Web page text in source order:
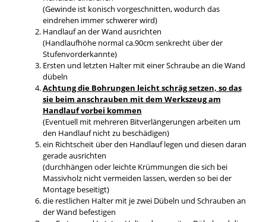
(Gewinde ist konisch vorgeschnitten, wodurch das
eindrehen immer schwerer wird)
Handlauf an der Wand ausrichten
(Handlaufhöhe normal ca.90cm senkrecht über der
Stufenvorderkannte)
Ersten und letzten Halter mit einer Schraube an die Wand
dübeln
Achtung die Bohrungen leicht schräg setzen, so das
sie beim anschrauben mit dem Werkszeug am
Handlauf vorbei kommen
(Eventuell mit mehreren Bitverlängerungen arbeiten um
den Handlauf nicht zu beschädigen)
ein Richtscheit über den Handlauf legen und diesen daran
gerade ausrichten
(durchhängen oder leichte Krümmungen die sich bei
Massivholz nicht vermeiden lassen, werden so bei der
Montage beseitigt)
die restlichen Halter mit je zwei Dübeln und Schrauben an
der Wand befestigen